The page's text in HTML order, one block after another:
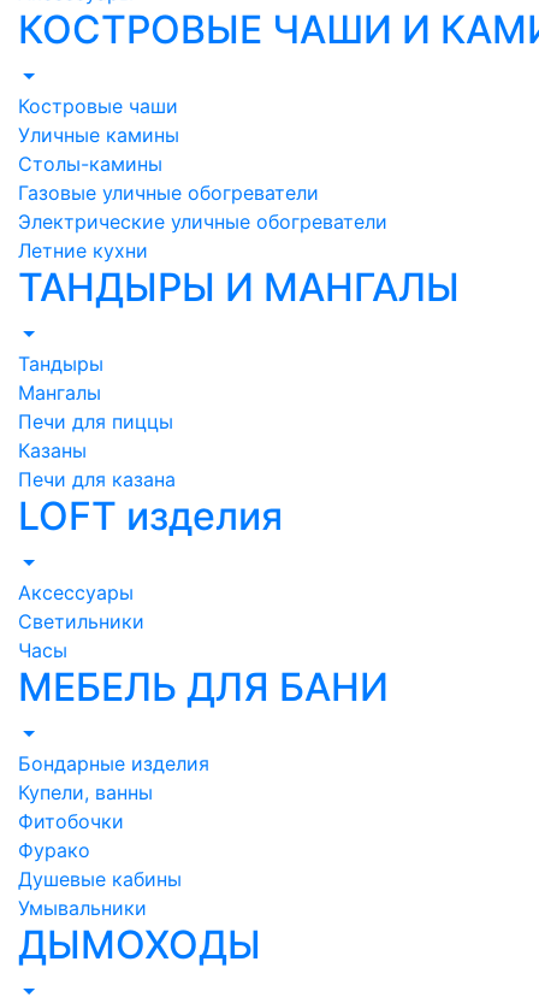
КОСТРОВЫЕ ЧАШИ И
Костровые чаши
Уличные камины
Столы-камины
Газовые уличные обогреватели
Электрические уличные обогреватели
Летние кухни
ТАНДЫРЫ И МАНГАЛЫ
Тандыры
Мангалы
Печи для пиццы
Казаны
Печи для казана
LOFT изделия
Аксессуары
Светильники
Часы
МЕБЕЛЬ ДЛЯ БАНИ
Бондарные изделия
Купели, ванны
Фитобочки
Фурако
Душевые кабины
Умывальники
ДЫМОХОДЫ